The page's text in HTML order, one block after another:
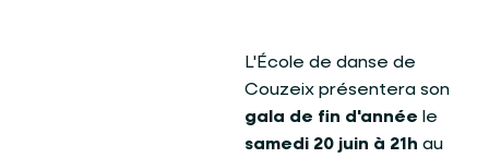
L'École de danse de
Couzeix présentera son
gala de fin d'année le
samedi 20 juin à 21h au